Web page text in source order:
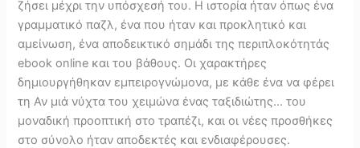
ζήσει μέχρι την υπόσχεσή του. Η ιστορία ήταν όπως ένα
γραμματικό παζλ, ένα που ήταν και προκλητικό και
αμείνωση, ένα αποδεικτικό σημάδι της περιπλοκότητάς
ebook online και του βάθους. Οι χαρακτήρες
δημιουργήθηκαν εμπειρογνώμονα, με κάθε ένα να φέρει
τη Αν μιά νύχτα του χειμώνα ένας ταξιδιώτης… του
μοναδική προοπτική στο τραπέζι, και οι νέες προσθήκες
στο σύνολο ήταν αποδεκτές και ενδιαφέρουσες.